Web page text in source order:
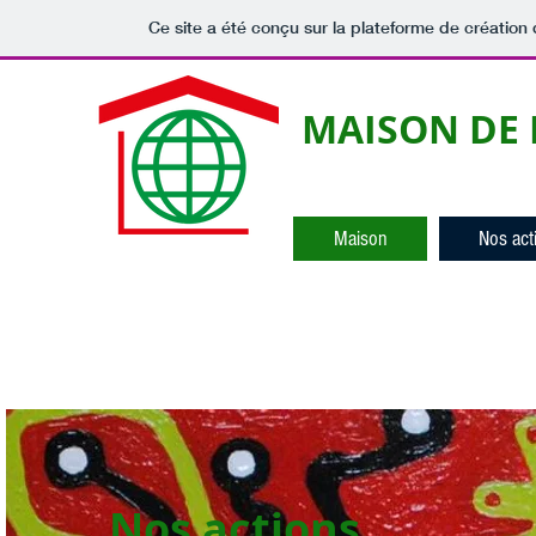
Ce site a été conçu sur la plateforme de
MAISON DE
Maison Nos